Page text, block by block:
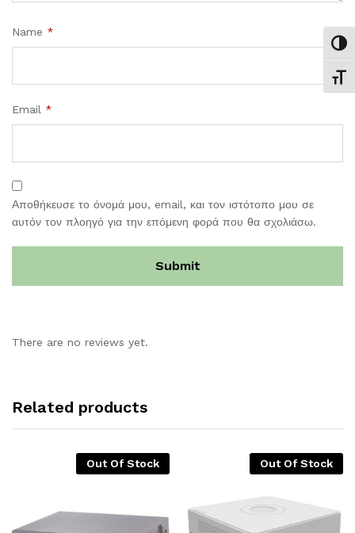
Name *
Email *
Αποθήκευσε το όνομά μου, email, και τον ιστότοπο μου σε
αυτόν τον πλοηγό για την επόμενη φορά που θα σχολιάσω.
There are no reviews yet.
Related products
Out Of Stock Out Of Stock